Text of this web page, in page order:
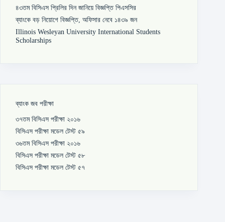
৪৩তম বিসিএস প্রিলির দিন জানিয়ে বিজ্ঞপ্তি পিএসসির
ব্যাংকে বড় নিয়োগে বিজ্ঞপ্তি, অফিসার নেবে ১৪৩৯ জন
Illinois Wesleyan University International Students
Scholarships
ব্যাংক জব পরীক্ষা
৩৭তম বিসিএস পরীক্ষা ২০১৬
বিসিএস পরীক্ষা মডেল টেস্ট ৫৯
৩৬তম বিসিএস পরীক্ষা ২০১৬
বিসিএস পরীক্ষা মডেল টেস্ট ৫৮
বিসিএস পরীক্ষা মডেল টেস্ট ৫৭